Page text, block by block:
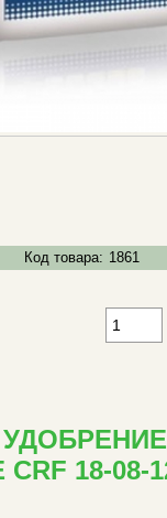
Код товара: 1861
CRF 18-08-